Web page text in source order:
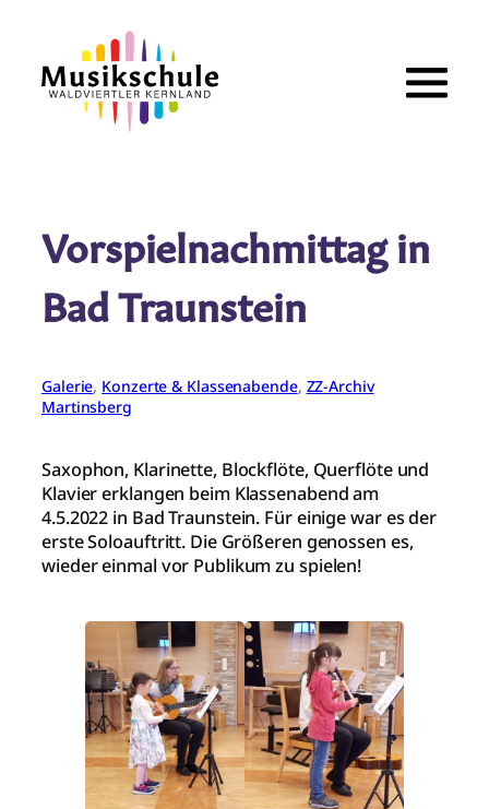
springen
Vorspielnachmittag in
Bad Traunstein
Galerie, Konzerte & Klassenabende, ZZ-Archiv
Martinsberg
Saxophon, Klarinette, Blockflöte, Querflöte und
Klavier erklangen beim Klassenabend am
4.5.2022 in Bad Traunstein. Für einige war es der
erste Soloauftritt. Die Größeren genossen es,
wieder einmal vor Publikum zu spielen!